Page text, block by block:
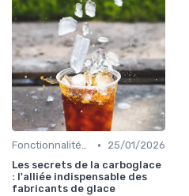
Fonctionnalités Clés •
25/01/2026
Les secrets de la carboglace
: l'alliée indispensable des
fabricants de glace